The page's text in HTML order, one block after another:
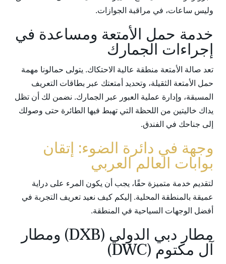
وليس ساعات، في مراقبة الجوازات.
خدمة حمل الأمتعة ومساعدة في
إجراءات الجمارك
تعد صالة الأمتعة منطقة عالية الاحتكاك. يتولى حمالونا مهمة
حمل الأمتعة الثقيلة، وتحديد أمتعتك عبر بطاقات التعريف
المسبقة، وإدارة عملية العبور عبر الجمارك. نضمن لك أن تظل
يداك خاليتين من اللحظة التي تهبط فيها الطائرة حتى وصولك
إلى جناحك في الفندق.
وجهة في دائرة الضوء: إتقان
بوابات العالم العربي
لتقديم خدمة متميزة حقًا، يجب أن يكون المرء على دراية
عميقة بالمنطقة المحلية. إليكم كيف نعيد تعريف التجربة في
أفضل الوجهات السياحية في المنطقة.
مطار دبي الدولي (DXB) ومطار
آل مكتوم (DWC)